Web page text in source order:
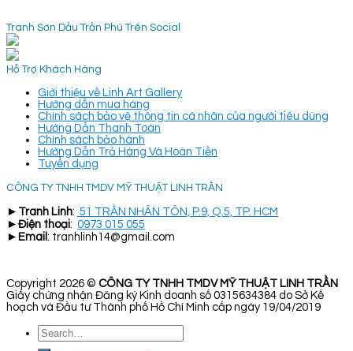
Tranh Sơn Dầu Trần Phú Trên Social
Hỗ Trợ Khách Hàng
Giới thiệu về Linh Art Gallery
Hướng dẫn mua hàng
Chính sách bảo vệ thông tin cá nhân của người tiêu dùng
Hướng Dẫn Thanh Toán
Chính sách bảo hành
Hướng Dẫn Trả Hàng Và Hoàn Tiền
Tuyển dụng
CÔNG TY TNHH TMDV MỸ THUẬT LINH TRẦN
► Tranh Linh: 51 TRẦN NHÂN TÔN, P.9, Q.5, TP. HCM
► Điện thoại: 0973 015 055
► Email : tranhlinh14@gmail.com
Copyright 2026 © CÔNG TY TNHH TMDV MỸ THUẬT LINH TRẦN
Giấy chứng nhận Đăng ký Kinh doanh số 0315634384 do Sở Kế
hoạch và Đầu tư Thành phố Hồ Chí Minh cấp ngày 19/04/2019
Search
for: